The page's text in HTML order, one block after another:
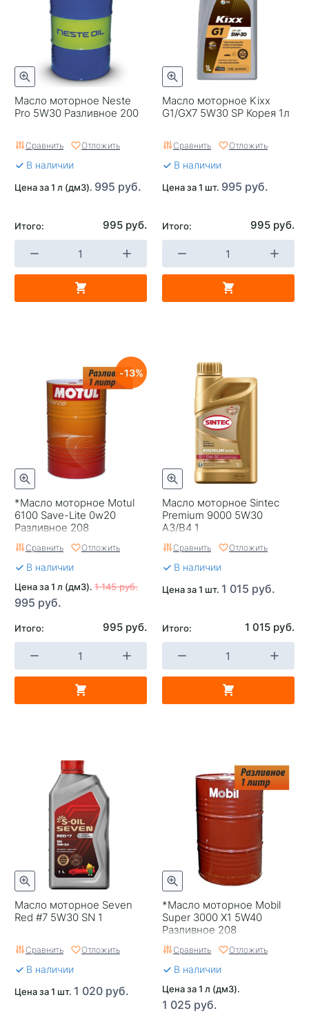
Масло моторное Neste
Pro 5W30 Разливное 200
Сравнить Отложить
В наличии
Цена за 1 л (дм3). 995 руб.
Итого: 995 руб.
Масло моторное Kixx
G1/GX7 5W30 SP Корея 1л
Сравнить Отложить
В наличии
Цена за 1 шт. 995 руб.
Итого: 995 руб.
*Масло моторное Motul
6100 Save-Lite 0w20
Разливное 208
13
Сравнить Отложить
В наличии
Цена за 1 л (дм3). 1 145 руб.
995 руб.
Итого: 995 руб.
Масло моторное Sintec
Premium 9000 5W30
A3/B4 1
Сравнить Отложить
В наличии
Цена за 1 шт. 1 015 руб.
Итого: 1 015 руб.
Масло моторное Seven
Red #7 5W30 SN 1
Сравнить Отложить
В наличии
Цена за 1 шт. 1 020 руб.
*Масло моторное Mobil
Super 3000 X1 5W40
Разливное 208
Сравнить Отложить
В наличии
Цена за 1 л (дм3).
1 025 руб.